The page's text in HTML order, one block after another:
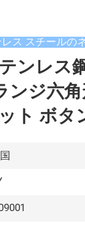
レス スチールの
ンレス
ンジ六
ト ボタ